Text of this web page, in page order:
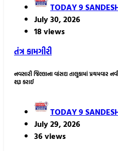
TODAY 9
July 30, 2026
18 views
તંત્ર કામગીરી
નવસારી જિલ્લાના વાંસદા તાલુકામાં પ્રથમવાર
શરૂ કરાઈ
TODAY 9
July 29, 2026
36 views